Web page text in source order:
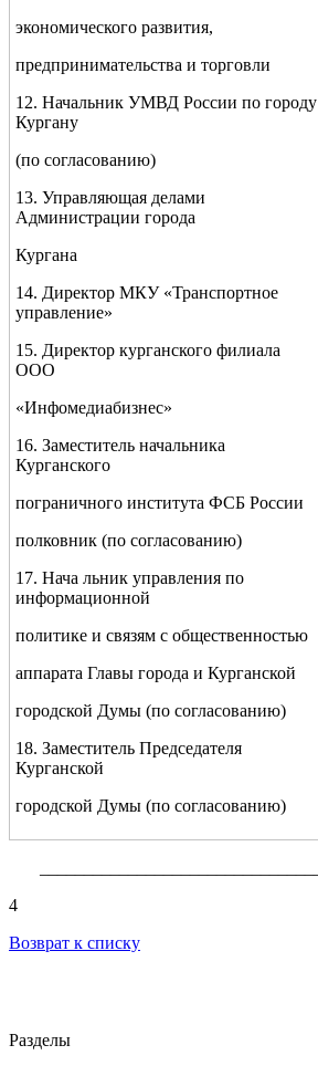
экономического развития,
предпринимательства и торговли
12. Начальник УМВД России по городу
Кургану
(по согласованию)
13. Управляющая делами
Администрации города
Кургана
14. Директор МКУ «Транспортное
управление»
15. Директор курганского филиала
ООО
«Инфомедиабизнес»
16. Заместитель начальника
Курганского
пограничного института ФСБ России
полковник (по согласованию)
17. Нача льник управления по
информационной
политике и связям с общественностью
аппарата Главы города и Курганской
городской Думы (по согласованию)
18. Заместитель Председателя
Курганской
городской Думы (по согласованию)
4
Возврат к списку
Разделы